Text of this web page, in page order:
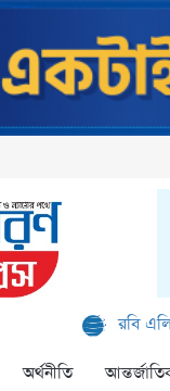
রবি এলিট
অর্থনীতি